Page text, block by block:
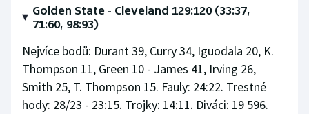
Golden State - Cleveland 129:120 (33:37,
71:60, 98:93)
Nejvíce bodů: Durant 39, Curry 34, Iguodala 20, K.
Thompson 11, Green 10 - James 41, Irving 26,
Smith 25, T. Thompson 15. Fauly: 24:22. Trestné
hody: 28/23 - 23:15. Trojky: 14:11. Diváci: 19 596.